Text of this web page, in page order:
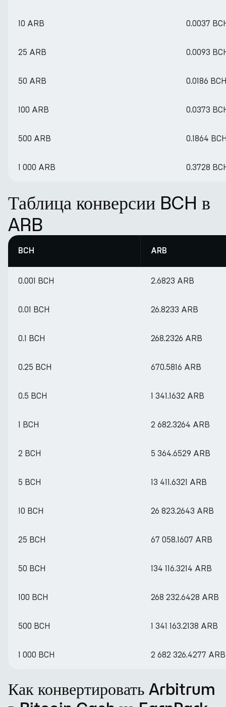
10 ARB 0.0037
25 ARB 0.0093
50 ARB 0.0186
100 ARB 0.0373
500 ARB 0.1864
1 000 ARB 0.3728
Таблица конверсии BCH в
ARB
BCH ARB
0.001 BCH 2.6823 ARB
0.01 BCH 26.8233 ARB
0.1 BCH 268.2326 ARB
0.25 BCH 670.5816 ARB
0.5 BCH 1 341.1632 ARB
1 BCH 2 682.3264 ARB
2 BCH 5 364.6529 ARB
5 BCH 13 411.6321 ARB
10 BCH 26 823.2643 ARB
25 BCH 67 058.1607 ARB
50 BCH 134 116.3214 ARB
100 BCH 268 232.6428 ARB
500 BCH 1 341 163.2138 ARB
1 000 BCH 2 682 326.4277 ARB
Как конвертировать Arbitrum